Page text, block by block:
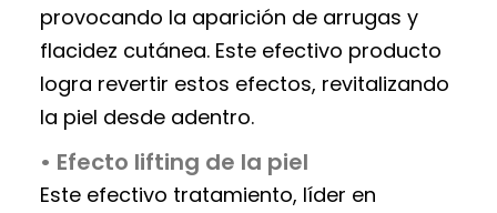
provocando la aparición de arrugas y
flacidez cutánea. Este efectivo producto
logra revertir estos efectos, revitalizando
la piel desde adentro.
• Efecto lifting de la piel
Este efectivo tratamiento, líder en